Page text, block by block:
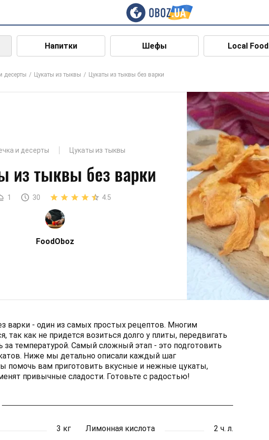
Напитки Шефы Local Food
десерты Цукаты из тыквы Цукаты из тыквы без варки
и десерты Цукаты из тыквы
из тыквы без варки
1 30 4.5
FoodOboz
варки - один из самых простых рецептов. Многим
так как не придется возиться долго у плиты, передвигать
за температурой. Самый сложный этап - это подготовить
Ниже мы детально описали каждый шаг
помочь вам приготовить вкусные и нежные цукаты,
привычные сладости. Готовьте с радостью!
3 кг Лимонная кислота
2 ч. л.